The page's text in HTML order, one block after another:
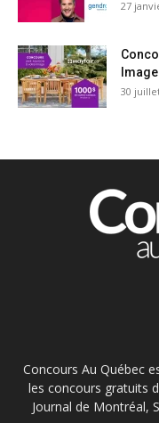
27
30
Concours Au Québec
les concours gratuits
Journal de Montréal,